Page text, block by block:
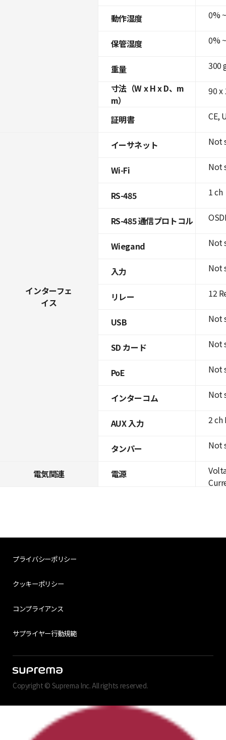
動作湿度
保管湿度
重量
寸法（W x H x D、m
m）
証明書
インターフェ
イス
イーサネット
Wi-Fi
RS-485
RS-485 通信プロトコル
Wiegand
入力
リレー
USB
SD カード
PoE
インターコム
AUX 入力
タンパー
電気関連 電源
0%
0%
300
90 x
CE,
Not
Not
1 ch
Not
Not
12
Not
Not
Not
Not
2
Not
プライバシーポリシー
クッキーポリシー
コンプライアンス
サプライヤー行動規範
Copyright © Suprema Inc. All rights reserved.